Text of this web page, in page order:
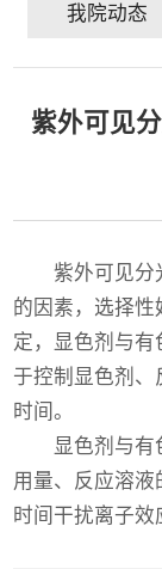
我院动态
紫外可见
紫外可见分
的因素，选择
定，显色剂与有
于控制显色剂、
时间。
显色剂与有
用量、反应溶液
时间干扰离子效